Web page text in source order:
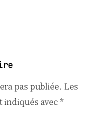
pas publiée. Les
indiqués avec*